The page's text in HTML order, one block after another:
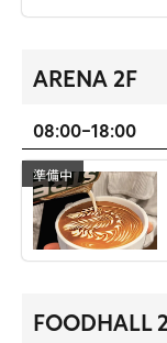
ARENA 2F
08:00-18:00
FOODHALL